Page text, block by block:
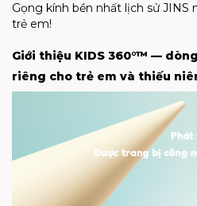
Gọng kính bền nhất lịch sử JINS
trẻ em!
Giới thiệu KIDS 360°™ —
riêng cho trẻ em và thiếu